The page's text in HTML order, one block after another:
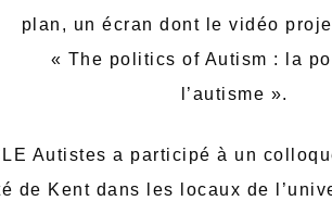
plan, un écran dont le vidéo
« The politics of Autism : la
l’autisme ».
Autistes a participé à un
de Kent dans les locaux de